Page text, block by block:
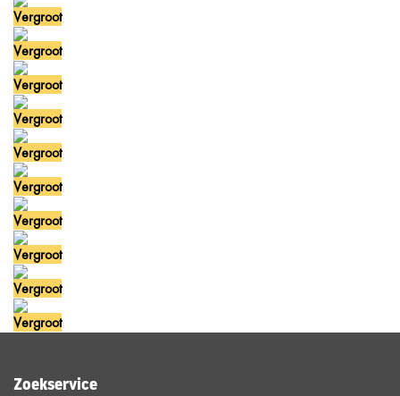
Vergroot
Vergroot
Vergroot
Vergroot
Vergroot
Vergroot
Vergroot
Vergroot
Vergroot
Vergroot
Zoekservice